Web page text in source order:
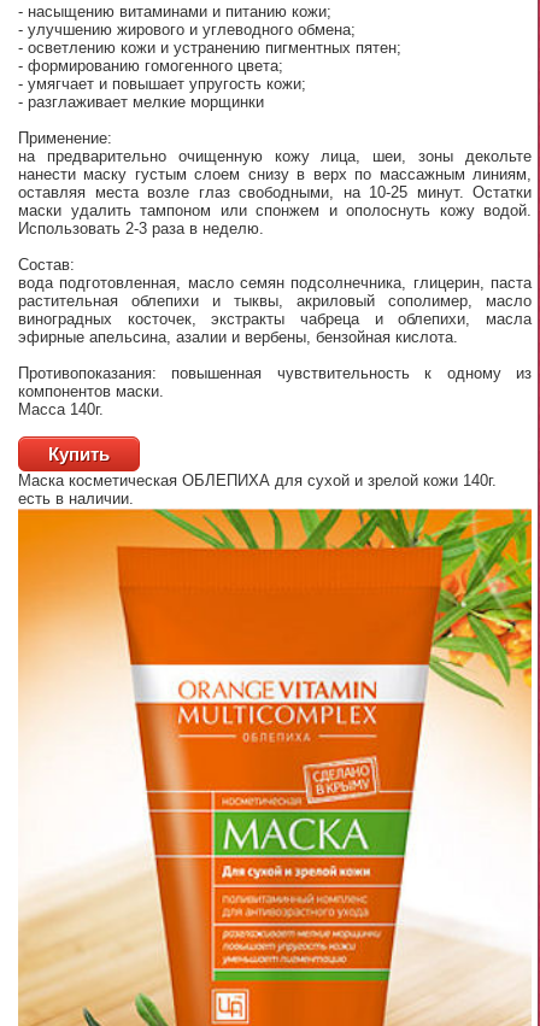
- насыщению витаминами и питанию кожи;
- улучшению жирового и углеводного обмена;
- осветлению кожи и устранению пигментных пятен;
- формированию гомогенного цвета;
- умягчает и повышает упругость кожи;
- разглаживает мелкие морщинки
Применение:
на предварительно очищенную кожу лица, шеи, зоны декольте
нанести маску густым слоем снизу в верх по массажным линиям,
оставляя места возле глаз свободными, на 10-25 минут. Остатки
маски удалить тампоном или спонжем и ополоснуть кожу водой.
Использовать 2-3 раза в неделю.
Состав:
вода подготовленная, масло семян подсолнечника, глицерин, паста
растительная облепихи и тыквы, акриловый сополимер, масло
виноградных косточек, экстракты чабреца и облепихи, масла
эфирные апельсина, азалии и вербены, бензойная кислота.
Противопоказания: повышенная чувствительность к одному из
компонентов маски.
Масса 140г.
Купить
Маска косметическая ОБЛЕПИХА для сухой и зрелой кожи 140г.
есть в наличии.